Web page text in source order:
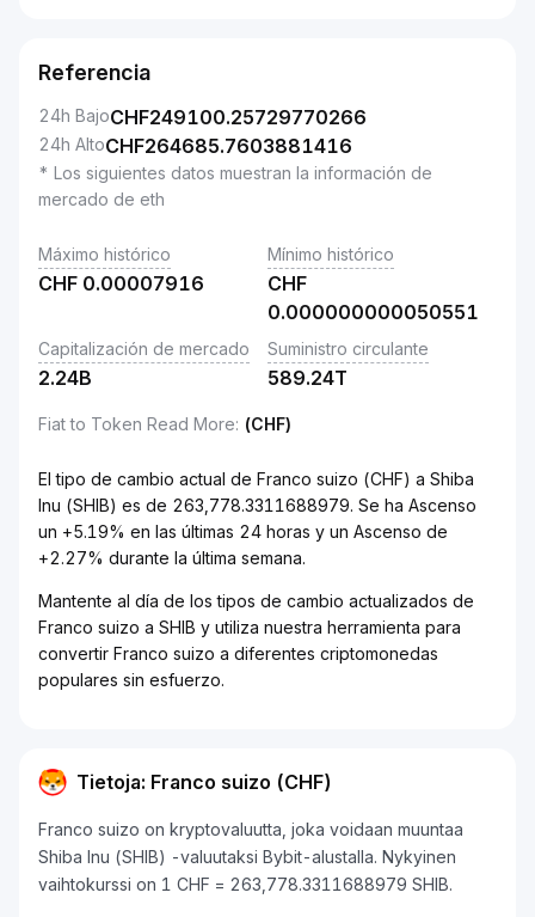
Referencia
24h BajoCHF249100.25729770266
24h AltoCHF264685.7603881416
* Los siguientes datos muestran la información de
mercado de eth
Máximo histórico
CHF 0.00007916
Mínimo histórico
CHF
0.000000000050551
Capitalización de mercado
2.24B
Suministro circulante
589.24T
Fiat to Token Read More: (CHF)
El tipo de cambio actual de Franco suizo (CHF) a Shiba
Inu (SHIB) es de 263,778.3311688979. Se ha Ascenso
un +5.19% en las últimas 24 horas y un Ascenso de
+2.27% durante la última semana.
Mantente al día de los tipos de cambio actualizados de
Franco suizo a SHIB y utiliza nuestra herramienta para
convertir Franco suizo a diferentes criptomonedas
populares sin esfuerzo.
Tietoja: Franco suizo (CHF)
Franco suizo on kryptovaluutta, joka voidaan muuntaa
Shiba Inu (SHIB) -valuutaksi Bybit-alustalla. Nykyinen
vaihtokurssi on 1 CHF = 263,778.3311688979 SHIB.